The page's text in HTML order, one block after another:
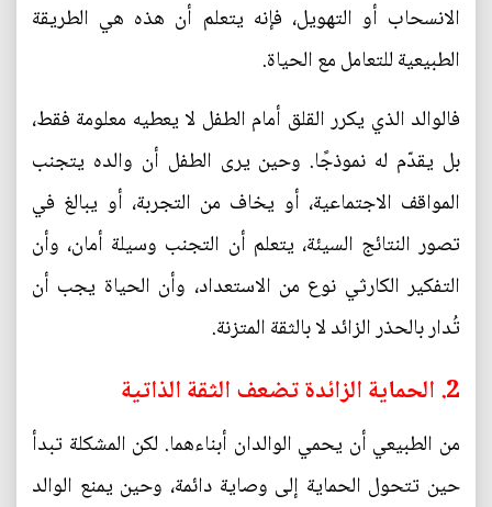
الانسحاب أو التهويل، فإنه يتعلم أن هذه هي الطريقة
الطبيعية للتعامل مع الحياة.
فالوالد الذي يكرر القلق أمام الطفل لا يعطيه معلومة فقط،
بل يقدّم له نموذجًا. وحين يرى الطفل أن والده يتجنب
المواقف الاجتماعية، أو يخاف من التجربة، أو يبالغ في
تصور النتائج السيئة، يتعلم أن التجنب وسيلة أمان، وأن
التفكير الكارثي نوع من الاستعداد، وأن الحياة يجب أن
تُدار بالحذر الزائد لا بالثقة المتزنة.
2. الحماية الزائدة تضعف الثقة الذاتية
من الطبيعي أن يحمي الوالدان أبناءهما. لكن المشكلة تبدأ
حين تتحول الحماية إلى وصاية دائمة، وحين يمنع الوالد